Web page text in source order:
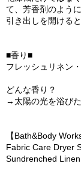
て、芳香剤のよう
引き出しを開ける
■香り■
フレッシュリネン
どんな香り？
→太陽の光を浴び
【Bath&Body
Fabric Care Dryer
Sundrenched